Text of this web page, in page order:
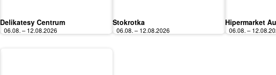
Delikatesy Centrum
06.08. – 12.08.2026
Stokrotka
06.08. – 12.08.2026
Hipermarket
06.08. –